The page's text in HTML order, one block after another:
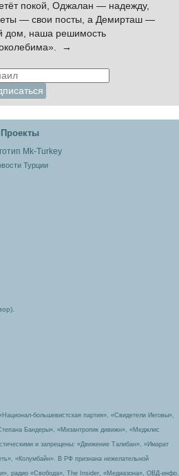
покой, Оджалан — надежду,
— свои посты, а Демирташ —
дом, наша решимость
→
Проекты
Турции
большевистская партия», «Свидетели Иеговы»,
Бандеры», «Мизантропик дивижн», «Меджлис
и запрещены: «Движение Талибан», «Имарат
«Колумбайн». В РФ признана нежелательной
радио «Свобода», The Insider, «Медиазона», ОВД-инфо.